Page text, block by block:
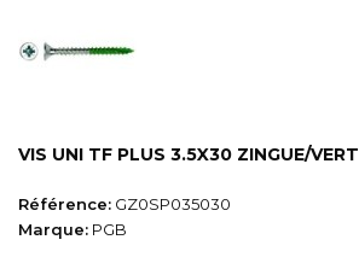
VIS UNI TF PLUS 3.5X30 ZINGUE/VERT
Référence: GZ0SP035030
Marque: PGB